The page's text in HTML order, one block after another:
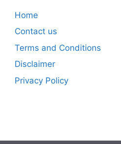
Home
Contact us
Terms and Conditions
Disclaimer
Privacy Policy